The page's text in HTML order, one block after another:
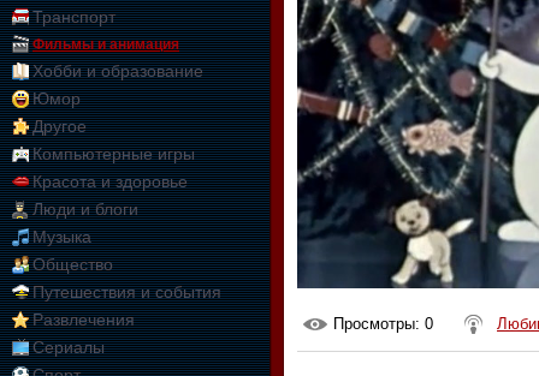
Транспорт
Фильмы и анимация
Хобби и образование
Юмор
Другое
Компьютерные игры
Красота и здоровье
Люди и блоги
Музыка
Общество
Путешествия и события
Развлечения
Сериалы
Просмотры: 0